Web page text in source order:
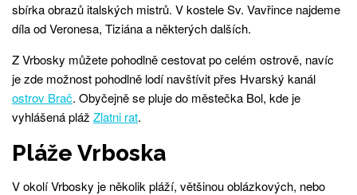
sbírka obrazů italských mistrů. V kostele Sv. Vavřince najdeme
díla od Veronesa, Tiziána a některých dalších.
Z Vrbosky můžete pohodlně cestovat po celém ostrově, navíc
je zde možnost pohodlně lodí navštívit přes Hvarský kanál
ostrov Brač. Obyčejně se pluje do městečka Bol, kde je
vyhlášená pláž Zlatni rat.
Pláže Vrboska
V okolí Vrbosky je několik pláží, většinou oblázkových, nebo